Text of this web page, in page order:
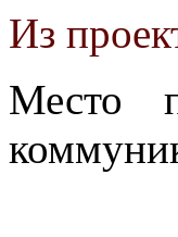
Из
Место